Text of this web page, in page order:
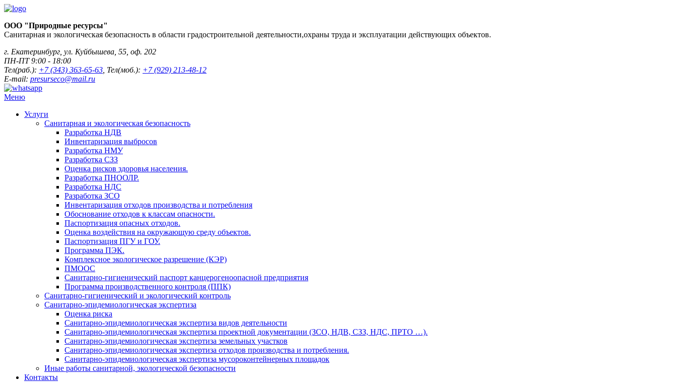
ООО "Природные ресурсы"
Санитарная и экологическая безопасность в области градостроительной деятельности,охраны труда и эксплуатации действующих объектов.
г. Екатеринбург, ул. Куйбышева, 55, оф. 202
ПН-ПТ 9:00 - 18:00
Тел(раб.): +7 (343) 363-65-63 , Тел(моб.): +7 (929) 213-48-12
E-mail: presurseco@mail.ru
Меню
Услуги
Санитарная и экологическая безопасность
Разработка НДВ
Инвентаризация выбросов
Разработка НМУ
Разработка СЗЗ
Оценка рисков здоровья населения.
Разработка ПНООЛР.
Разработка НДС
Разработка ЗСО
Инвентаризация отходов производства и потребления
Обоснование отходов к классам опасности.
Паспортизация опасных отходов.
Оценка воздействия на окружающую среду объектов.
Паспортизация ПГУ и ГОУ.
Программа ПЭК.
Комплексное экологическое разрешение (КЭР)
ПМООС
Санитарно-гигиенический паспорт канцерогеноопасной предприятия
Программа производственного контроля (ППК)
Санитарно-гигиенический и экологический контроль
Санитарно-эпидемиологическая экспертиза
Оценка риска
Санитарно-эпидемиологическая экспертиза видов деятельности
Санитарно-эпидемиологическая экспертиза проектной документации (ЗСО, НДВ, СЗЗ, НДС, ПРТО …).
Санитарно-эпидемиологическая экспертиза земельных участков
Санитарно-эпидемиологическая экспертиза отходов производства и потребления.
Санитарно-эпидемиологическая экспертиза мусороконтейнерных площадок
Иные работы санитарной, экологической безопасности
Контакты